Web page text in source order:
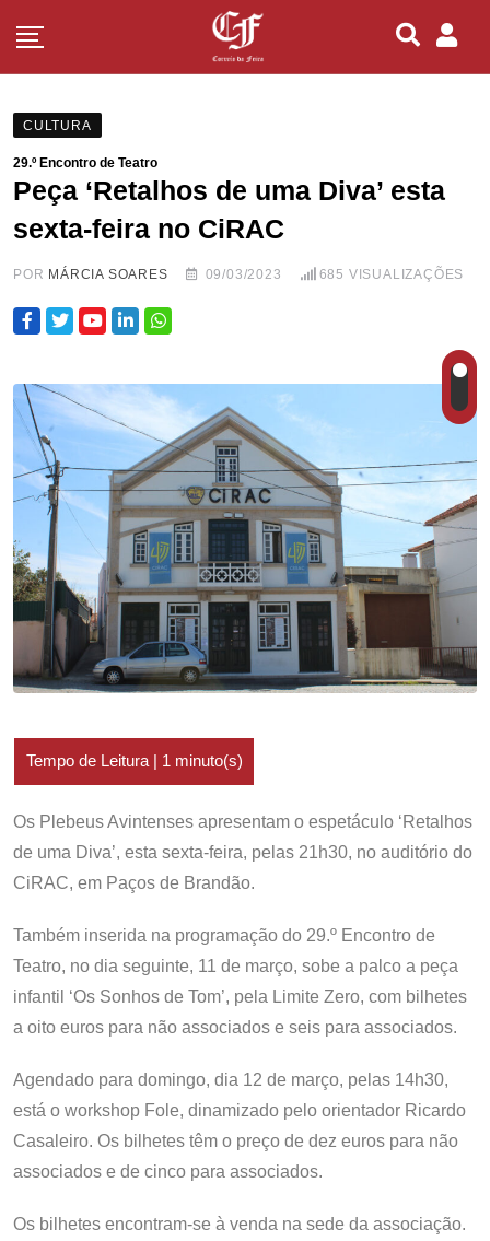
CULTURA
29.º Encontro de Teatro
Peça ‘Retalhos de uma Diva’ esta
sexta-feira no CiRAC
POR MÁRCIA SOARES 09/03/2023 685 VISUALIZAÇÕES
Os Plebeus Avintenses apresentam o espetáculo ‘Retalhos
de uma Diva’, esta sexta-feira, pelas 21h30, no auditório do
CiRAC, em Paços de Brandão.
Também inserida na programação do 29.º Encontro de
Teatro, no dia seguinte, 11 de março, sobe a palco a peça
infantil ‘Os Sonhos de Tom’, pela Limite Zero, com bilhetes
a oito euros para não associados e seis para associados.
Agendado para domingo, dia 12 de março, pelas 14h30,
está o workshop Fole, dinamizado pelo orientador Ricardo
Casaleiro. Os bilhetes têm o preço de dez euros para não
associados e de cinco para associados.
Os bilhetes encontram-se à venda na sede da associação.